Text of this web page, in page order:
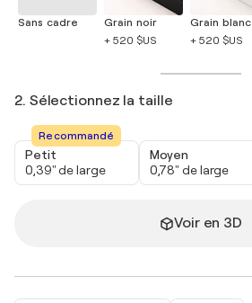
Sans cadre
Grain noir
+ 520 $US
Grain blanc
+ 520 $US
2. Sélectionnez la taille
Recommandé
Petit
0,39" de large
Moyen
0,78" de large
Voir en 3D